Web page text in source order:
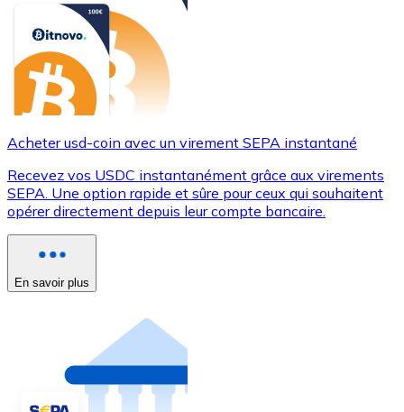
Acheter usd-coin avec un virement SEPA instantané
Recevez vos USDC instantanément grâce aux virements
SEPA. Une option rapide et sûre pour ceux qui souhaitent
opérer directement depuis leur compte bancaire.
En savoir plus